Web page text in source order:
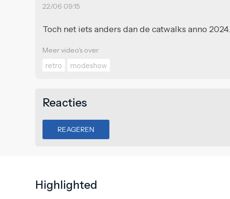
22/06 09:15
Toch net iets anders dan de catwalks anno 2024.
Meer video's over
retro
modeshow
Reacties
REAGEREN
Highlighted